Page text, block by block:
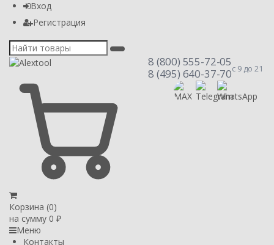
Вход
Регистрация
Корзина (0)
на сумму 0 ₽
8 (800) 555-72-05
8 (495) 640-37-70с 9 до 21
Меню
Контакты